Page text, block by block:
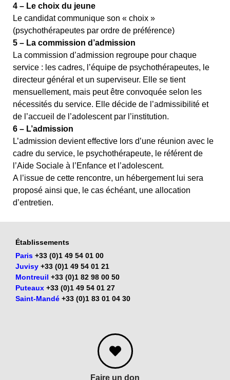
4 – Le choix du jeune
Le candidat communique son « choix »
(psychothérapeutes par ordre de préférence)
5 – La commission d’admission
La commission d’admission regroupe pour chaque
service : les cadres, l’équipe de psychothérapeutes, le
directeur général et un superviseur. Elle se tient
mensuellement, mais peut être convoquée selon les
nécessités du service. Elle décide de l’admissibilité et
de l’accueil de l’adolescent par l’institution.
6 – L’admission
L’admission devient effective lors d’une réunion avec le
cadre du service, le psychothérapeute, le référent de
l’Aide Sociale à l’Enfance et l’adolescent.
A l’issue de cette rencontre, un hébergement lui sera
proposé ainsi que, le cas échéant, une allocation
d’entretien.
Établissements
Paris +33 (0)1 49 54 01 00
Juvisy +33 (0)1 49 54 01 21
Montreuil +33 (0)1 82 98 00 50
Puteaux +33 (0)1 49 54 01 27
Saint-Mandé +33 (0)1 83 01 04 30
Faire un don